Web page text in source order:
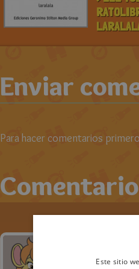
Enviar
Para hacer comentarios
Este sitio